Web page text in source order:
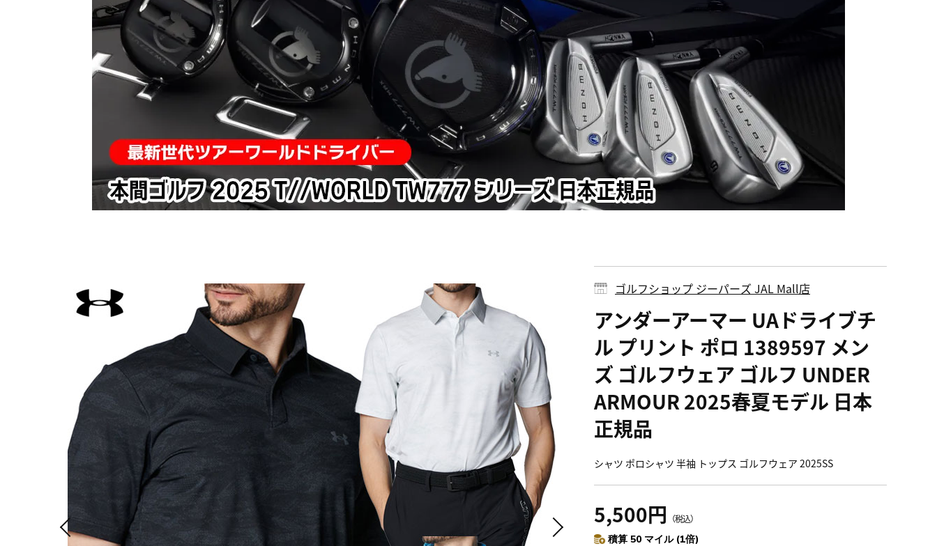
ゴルフショップ ジーパーズ JAL Mall店
アンダーアーマー UAドライブチ
ル プリント ポロ 1389597 メン
ズ ゴルフウェア ゴルフ UNDER
ARMOUR 2025春夏モデル 日本
正規品
シャツ ポロシャツ 半袖 トップス ゴルフウェア 2025SS
5,500円 （税込）
積算 50 マイル (1倍)